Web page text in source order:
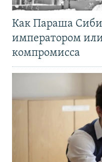
Как Параша
императором
компромисса